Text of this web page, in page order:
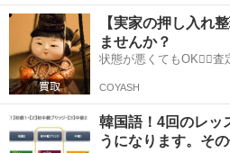
ドラマを見ました。 ② 来週の金曜日に
韓国料理を食べます。 今まで500人以上のレッスンをしましたが、1年
以上教室や...
広島 広島市 韓国語 https
【実家の押し入れ
ませんか？
状態が悪くてもOK🙆‍♀️査
COYASH
韓国語！4回のレッ
うになります。そ